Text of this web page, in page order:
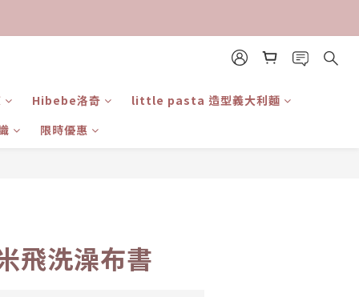
Hibebe洛奇
little pasta 造型義大利麵
限時優惠
飛洗澡布書